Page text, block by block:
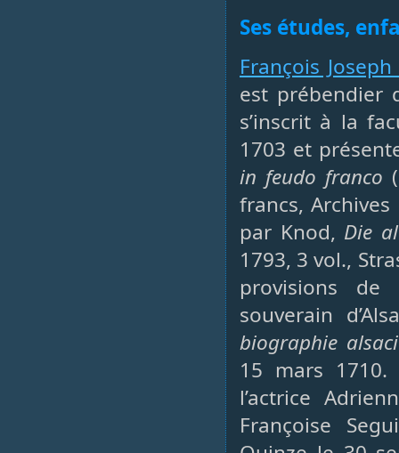
Ses études,
François
est prébendier
s’inscrit à la
1703 et
in feudo franco
francs,
par Knod, Die
1793, 3 vol.,
provisions de
souverain
biographie
15 mars
l’actrice
Françoise